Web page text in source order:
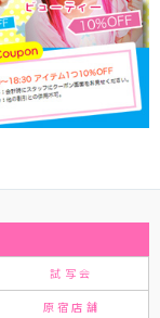
試写会
原宿店舗